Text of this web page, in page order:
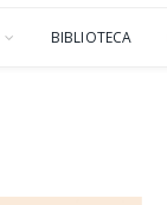
BIBLIOTECA